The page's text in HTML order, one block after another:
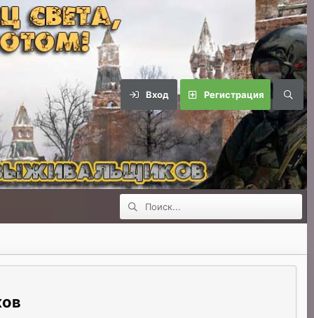
Вход Регистрация